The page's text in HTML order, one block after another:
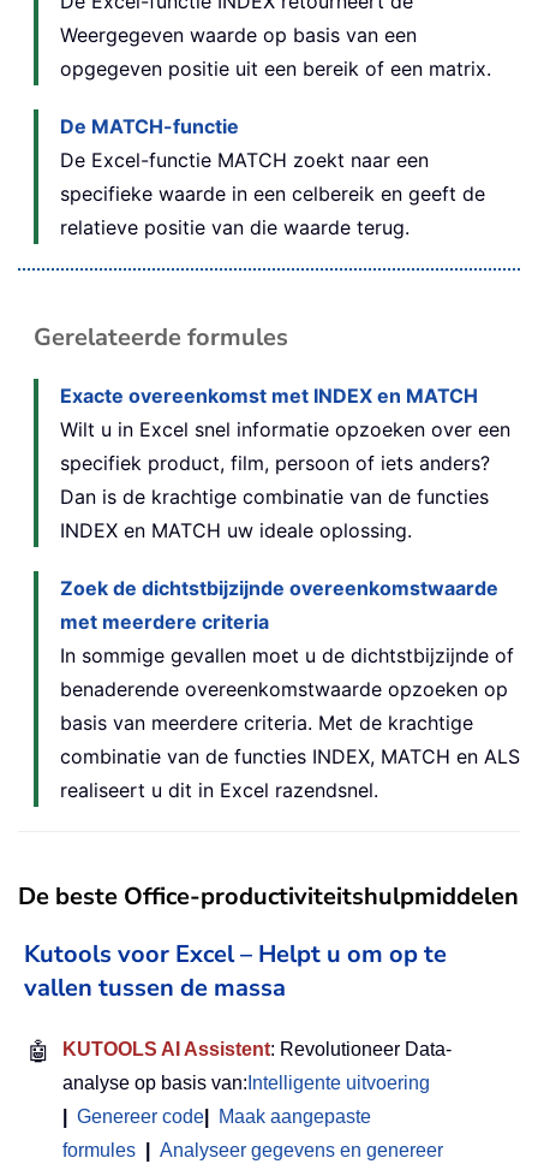
Weergegeven waarde op basis van een
opgegeven positie uit een bereik of een matrix.
De MATCH-functie
De Excel-functie MATCH zoekt naar een
specifieke waarde in een celbereik en geeft de
relatieve positie van die waarde terug.
Gerelateerde formules
Exacte overeenkomst met INDEX en MATCH
Wilt u in Excel snel informatie opzoeken over een
specifiek product, film, persoon of iets anders?
Dan is de krachtige combinatie van de functies
INDEX en MATCH uw ideale oplossing.
Zoek de dichtstbijzijnde overeenkomstwaarde
met meerdere criteria
In sommige gevallen moet u de dichtstbijzijnde of
benaderende overeenkomstwaarde opzoeken op
basis van meerdere criteria. Met de krachtige
combinatie van de functies INDEX, MATCH en ALS
realiseert u dit in Excel razendsnel.
De beste Office-productiviteitshulpmiddelen
Kutools voor Excel – Helpt u om op te
vallen tussen de massa
🤖 KUTOOLS AI Assistent: Revolutioneer Data-
analyse op basis van: Intelligente uitvoering
Genereer code
Maak aangepaste
formules
Analyseer gegevens en genereer